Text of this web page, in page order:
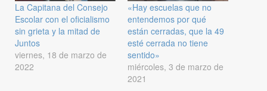
La Capitana del Consejo
Escolar con el oficialismo
sin grieta y la mitad de
Juntos
viernes, 18 de marzo de
2022
«Hay escuelas que no
entendemos por qué
están cerradas, que la 49
esté cerrada no tiene
sentido»
miércoles, 3 de marzo de
2021